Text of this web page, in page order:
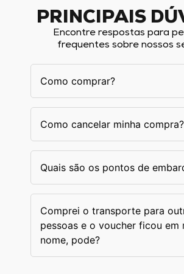
PRINCIPAIS
Encontre respostas para
frequentes sobre nossos
Como comprar?
Como cancelar minha compra?
Quais são os pontos de
Comprei o transporte para
pessoas e o voucher ficou em
nome, pode?